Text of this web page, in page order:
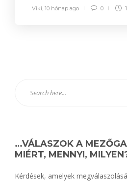
Viki, 10 hónap ago 0
…VÁLASZOK A
MIÉRT, MENNYI,
Kérdések, amelyek